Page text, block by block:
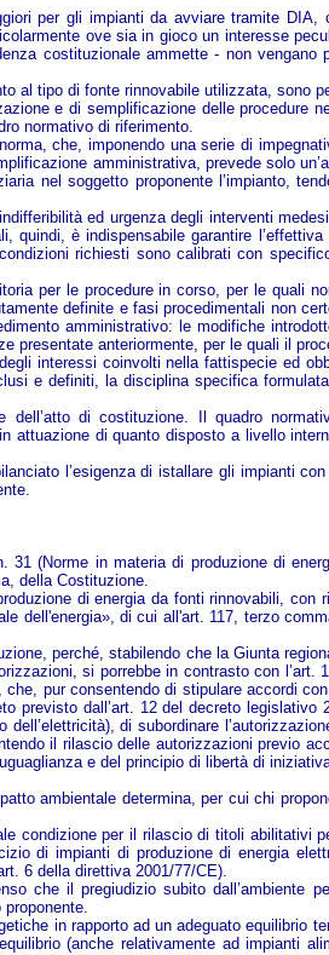
per gli impianti da avviare tramite
ove sia in gioco un interesse
costituzionale ammette - non vengano
al tipo di fonte rinnovabile utilizzata, sono
e di semplificazione delle procedure
normativo di riferimento.
che, imponendo una serie di
amministrativa, prevede solo
nel soggetto proponente l’impianto,
ed urgenza degli interventi
quindi, è indispensabile garantire
richiesti sono calibrati con
per le procedure in corso, per le quali
definite e fasi procedimentali non
amministrativo: le modifiche
presentate anteriormente, per le quali il
interessi coinvolti nella fattispecie ed
e definiti, la disciplina specifica
dell’atto di costituzione. Il quadro
attuazione di quanto disposto a livello
l’esigenza di istallare gli impianti
(Norme in materia di produzione di
della Costituzione.
di energia da fonti rinnovabili, con
dell'energia», di cui all'art. 117, terzo
perché, stabilendo che la Giunta
si porrebbe in contrasto con l’art.
pur consentendo di stipulare accordi
previsto dall’art. 12 del decreto legislativo
di subordinare
il rilascio delle autorizzazioni previo
e del principio di libertà di
ambientale determina, per cui chi
condizione per il rilascio di titoli abilitativi
di impianti di produzione di energia
6 della direttiva 2001/77/CE).
che il pregiudizio subito dall’ambiente
proponente.
in rapporto ad un adeguato equilibrio
(anche relativamente ad impianti